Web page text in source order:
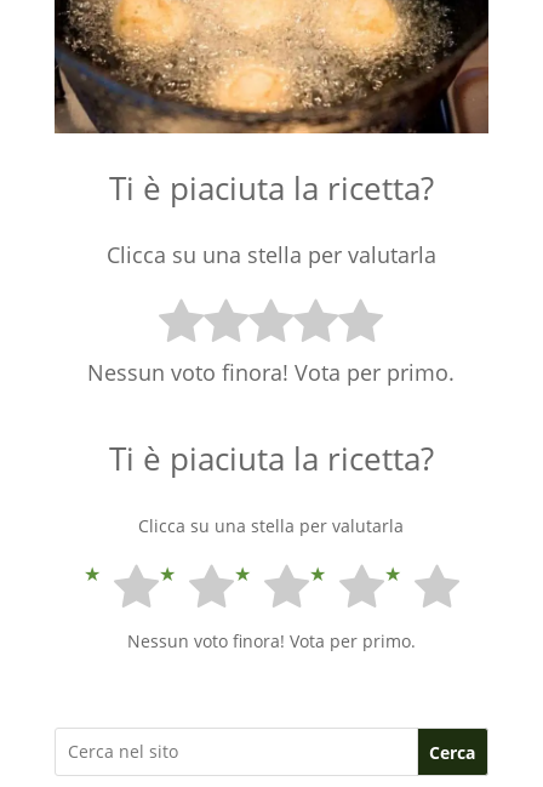
Ti è piaciuta la ricetta?
Clicca su una stella per valutarla
Nessun voto finora! Vota per primo.
Ti è piaciuta la ricetta?
Clicca su una stella per valutarla
Nessun voto finora! Vota per primo.
Cerca